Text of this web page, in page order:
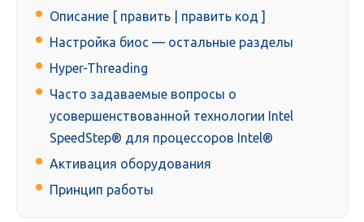
Описание [ править | править код ]
Настройка биос — остальные разделы
Hyper-Threading
Часто задаваемые вопросы о
усовершенствованной технологии Intel
SpeedStep® для процессоров Intel®
Активация оборудования
Принцип работы